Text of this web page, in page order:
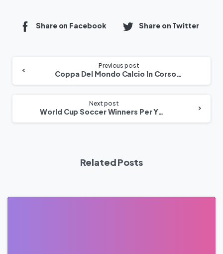
Share on Facebook Share on Twitter
Previous post
Coppa Del Mondo Calcio In Corso 2022 Partite Gruppo Francia
Next post
World Cup Soccer Winners Per Year
Related Posts